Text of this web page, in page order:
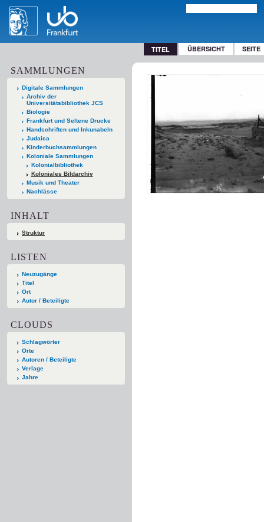
TITEL ÜBERSICHT SEITE
SAMMLUNGEN
Digitale Sammlungen
Archiv der
Universitätsbibliothek JCS
Biologie
Frankfurt und Seltene Drucke
Handschriften und Inkunabeln
Judaica
Kinderbuchsammlungen
Koloniale Sammlungen
Kolonialbibliothek
Koloniales Bildarchiv
Musik und Theater
Nachlässe
INHALT
Struktur
LISTEN
Neuzugänge
Titel
Ort
Autor / Beteiligte
CLOUDS
Schlagwörter
Orte
Autoren / Beteiligte
Verlage
Jahre